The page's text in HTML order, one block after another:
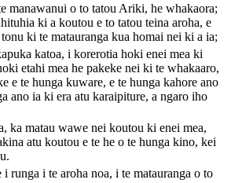
manawanui o to tatou Ariki, he whakaora;
ki a koutou e to tatou teina aroha, e
ki te matauranga kua homai nei ki a ia;
katoa, i korerotia hoki enei mea ki
etahi mea he pakeke nei ki te whakaaro,
e te hunga kuware, e te hunga kahore ano
ano ia ki era atu karaipiture, a ngaro iho
ka matau wawe nei koutou ki enei mea,
atu koutou e te he o te hunga kino, kei
runga i te aroha noa, i te matauranga o to